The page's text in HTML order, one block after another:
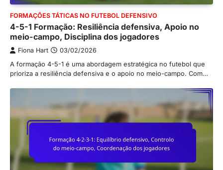
FORMAÇÕES TÁTICAS NO FUTEBOL DEFENSIVO
4-5-1 Formação: Resiliência defensiva, Apoio no
meio-campo, Disciplina dos jogadores
Fiona Hart 03/02/2026
A formação 4-5-1 é uma abordagem estratégica no futebol que
prioriza a resiliência defensiva e o apoio no meio-campo. Com…